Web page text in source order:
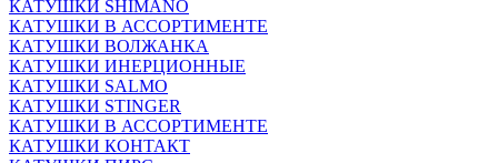
КАТУШКИ SHIMANO
КАТУШКИ В АССОРТИМЕНТЕ
КАТУШКИ ВОЛЖАНКА
КАТУШКИ ИНЕРЦИОННЫЕ
КАТУШКИ SALMO
КАТУШКИ STINGER
КАТУШКИ В АССОРТИМЕНТЕ
КАТУШКИ КОНТАКТ